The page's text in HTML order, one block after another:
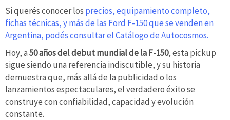
Si querés conocer los precios, equipamiento completo,
fichas técnicas, y más de las Ford F-150 que se venden en
Argentina, podés consultar el Catálogo de Autocosmos.
Hoy, a50 años del debut mundial de la F-150, esta pickup
sigue siendo una referencia indiscutible, y su historia
demuestra que, más allá de la publicidad o los
lanzamientos espectaculares, el verdadero éxito se
construye con confiabilidad, capacidad y evolución
constante.